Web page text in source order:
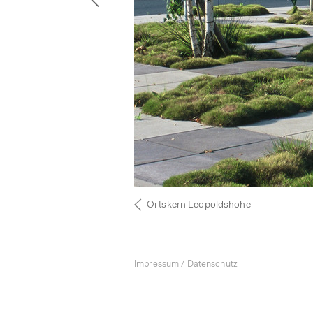
Ortskern Leopoldshöhe
Impressum
Datenschutz